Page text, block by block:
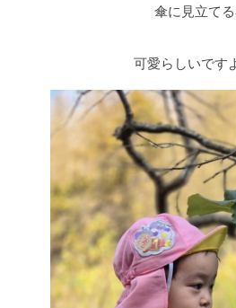
傘に見立て
可愛らしいです